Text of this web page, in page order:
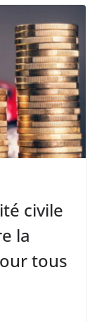
civile
la
tous